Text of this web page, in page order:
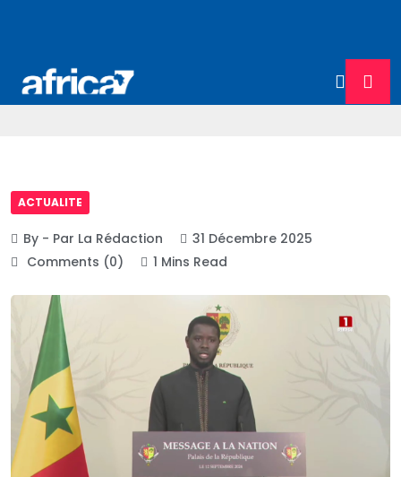
ACTUALITE
By - Par La Rédaction
31 Décembre 2025
Comments (0)
1 Mins Read